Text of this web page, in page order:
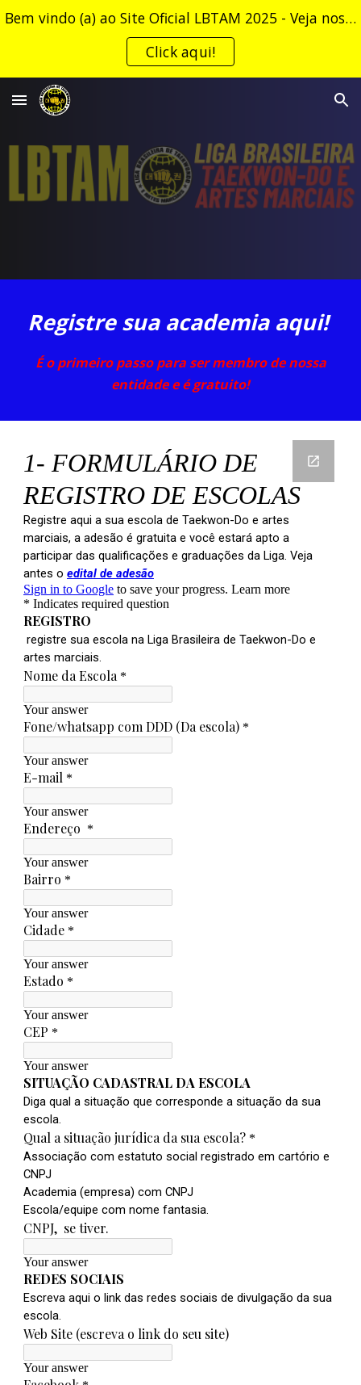
Skip to main content Skip to navigation
Bem vindo (a) ao Site Oficial LBTAM 2025 - Veja nossa NGA (Normas Gerais e Administrativas)!
Click aqui!
Registre sua academia aqui!
É o primeiro passo para ser membro de nossa
entidade e é gratuito!